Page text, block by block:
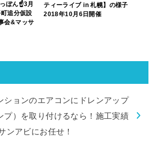
ぽん☝️3月
追分仮設
会&マッサ
ティーライブ in 札幌】の様子
2018年10月6日開催
ションのエアコンにドレンアップ
プ）を取り付けるなら！施工実績
ンアビにお任せ！